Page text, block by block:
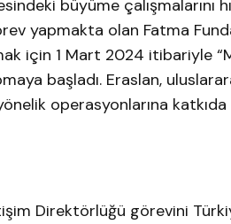
büyüme çalışmalarını
yapmakta olan Fatma
için 1 Mart 2024 itibariyle
başladı. Eraslan,
operasyonlarına katkıda
Direktörlüğü görevini